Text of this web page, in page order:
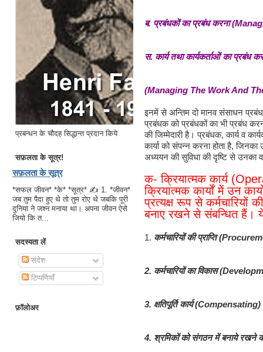
प्रबन्धन के चौदह सिद्धान्त प्रदान किये
सफ़लता के सूत्र!
सफ़लता के सूत्र
*सफल जीवन* *के* *सूत्र* ✍ 1. *जीवन*
जब तुम पैदा हुए थे तो तुम रोए थे जबकि पूरी
दुनिया ने जश्न मनाया था। अपना जीवन ऐसे
जियो कि त...
सदस्यता लें
संदेश
टिप्पणियाँ
फ़ॉलोअर
ब. प्रबंधकों का प्रबंध करना
स. कार्य तथा कार्यकर्ताओं का प्रबंध
(Managing The Work And
इनमें से अन्तिम दो मानव संसाधन
प्रबंधक को प्रबंधकों का भी प्रबंध
की जिम्मेदारी है। प्रबंधक, कार्य व
कार्या को संपन्न करना होता है, जिनका
अध्ययन की सुविधा की दृष्टि से उनका
क- क्रियात्मक कार्य
क्रियात्मक कार्यों में उन
प्रत्यक्ष रूप से कर्मचारियों
बनाए रखने से संबन्धित हैं। ये
1. कर्मचारियों की प्राप्ति
2. कर्मचारियों का विकास
3. क्षतिपूर्ति कार्य (Compensating)
4. श्रमिकों को संगठन में बनाये रखने